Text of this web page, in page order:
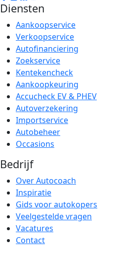
Diensten
Aankoopservice
Verkoopservice
Autofinanciering
Zoekservice
Kentekencheck
Aankoopkeuring
Accucheck EV & PHEV
Autoverzekering
Importservice
Autobeheer
Occasions
Bedrijf
Over Autocoach
Inspiratie
Gids voor autokopers
Veelgestelde vragen
Vacatures
Contact